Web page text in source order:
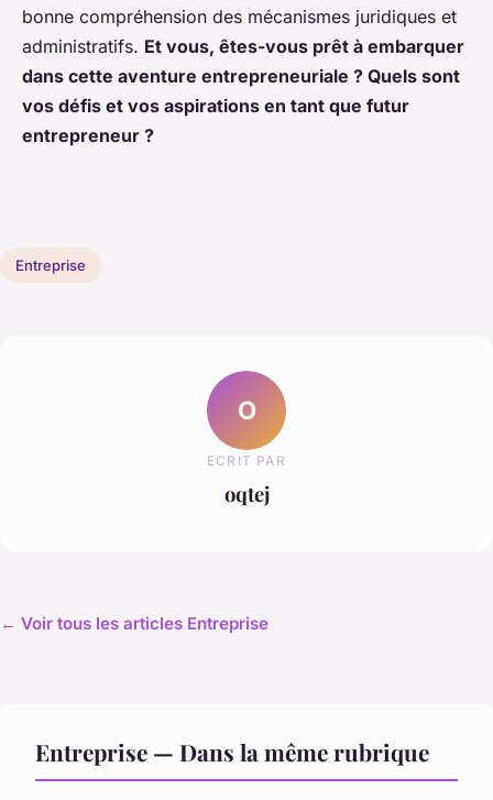
bonne compréhension des mécanismes juridiques et
administratifs. Et vous, êtes-vous prêt à embarquer
dans cette aventure entrepreneuriale ? Quels sont
vos défis et vos aspirations en tant que futur
entrepreneur ?
Entreprise
O
ECRIT PAR
oqtej
← Voir tous les articles Entreprise
Entreprise — Dans la même rubrique